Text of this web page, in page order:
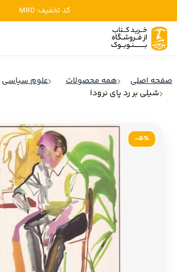
کد تخفیف: MRD
ادبیات
روانشناسی
تاریخ و سیاست
کودک و نوجوان
ادبیات فرانسه
ادبیات ایتالیا
ادبیات روسیه
ادبیات آمریکای
ادبیات آلمان
ادبیات ترکیه
ادبیات آسیا
صفحه اصلی همه محصولات
علوم سیاسی
شیلی بر رد پای نرودا
5٪-